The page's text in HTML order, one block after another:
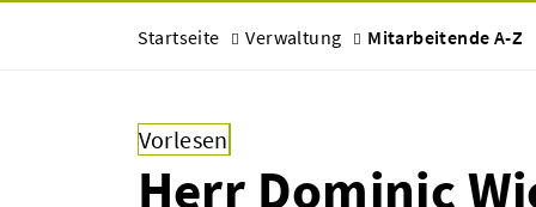
Startseite Verwaltung Mitarbeitende A-Z
Vorlesen
Herr Dominic